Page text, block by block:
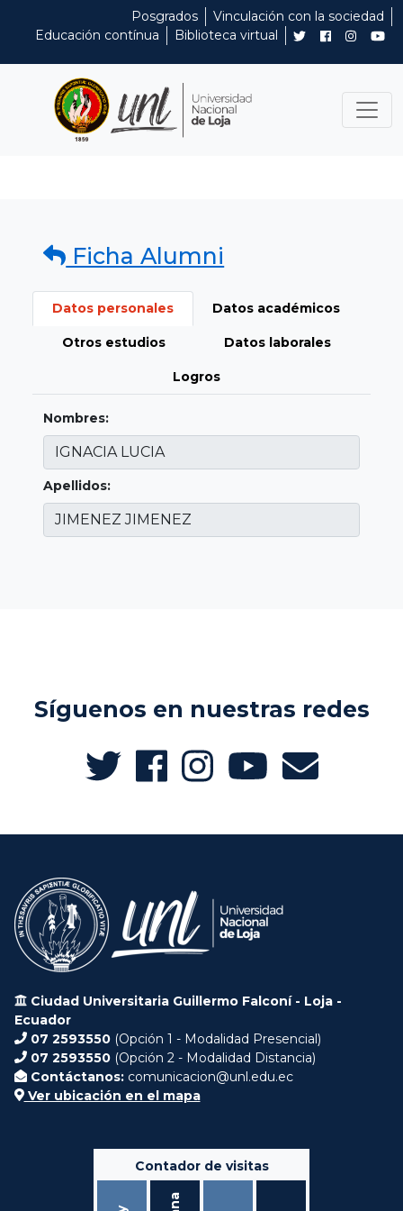
Posgrados
Vinculación con la sociedad
Educación contínua
Biblioteca virtual
Ficha Alumni
Datos personales Datos académicos
Otros estudios Datos laborales
Logros
Nombres:
Apellidos:
Síguenos en nuestras redes
Ciudad Universitaria Guillermo Falconí - Loja -
Ecuador
07 2593550 (Opción 1 - Modalidad Presencial)
07 2593550 (Opción 2 - Modalidad Distancia)
Contáctanos: comunicacion@unl.edu.ec
Ver ubicación en el mapa
Contador de visitas